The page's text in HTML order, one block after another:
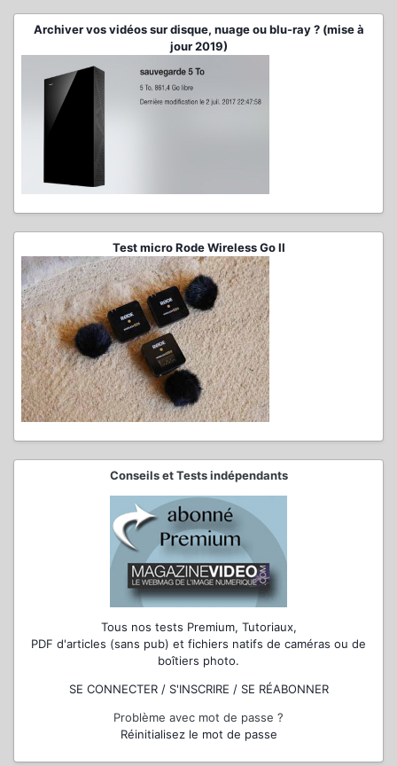
Archiver vos vidéos sur disque, nuage ou blu-ray ? (mise à
jour 2019)
Test micro Rode Wireless Go II
Conseils et Tests indépendants
Tous nos tests Premium, Tutoriaux,
PDF d'articles (sans pub) et fichiers natifs de caméras ou de
boîtiers photo.
SE CONNECTER / S'INSCRIRE / SE RÉABONNER
Problème avec mot de passe ?
Réinitialisez le mot de passe